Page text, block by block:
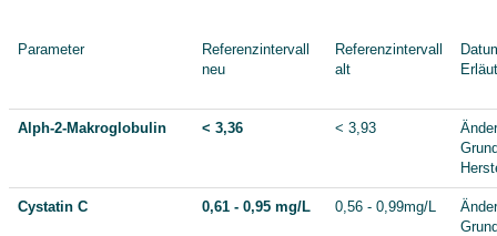
Parameter
Referenzintervall
neu
Referenzintervall
alt
Alph-2-Makroglobulin < 3,36 < 3,93
Cystatin C 0,61 - 0,95 mg/L 0,56 - 0,99mg/L